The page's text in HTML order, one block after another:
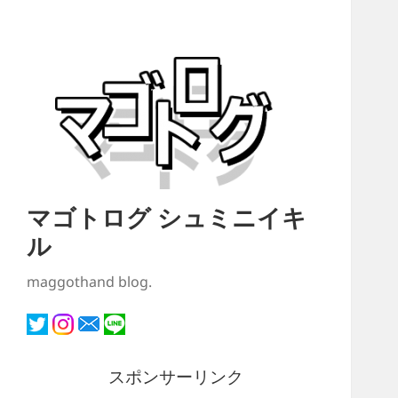
マゴトログ シュミニイキ
ル
maggothand blog.
スポンサーリンク